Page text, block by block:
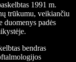
1991 m.
trūkumu, veikiančiu
duomenys padės
bendras